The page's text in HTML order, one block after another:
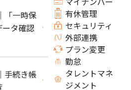
「一時保
タ確認
手続き帳
有休管理
セキュリティ
外部連携
プラン変更
勤怠
タレントマネ
ジメント